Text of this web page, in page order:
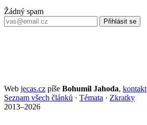
Žádný spam
Přihlásit se
Web jecas.cz píše Bohumil Jahoda, kontakt
Seznam všech článků · Témata · Zkratky
2013–2026